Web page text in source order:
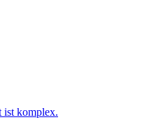
ist komplex.